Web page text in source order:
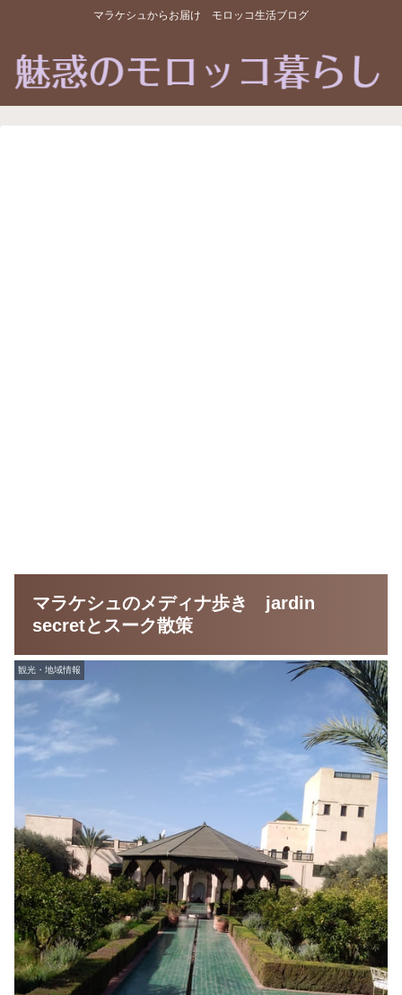
マラケシュからお届け モロッコ生活ブログ
マラケシュのメディナ歩き jardin
secretとスーク散策
観光・地域情報